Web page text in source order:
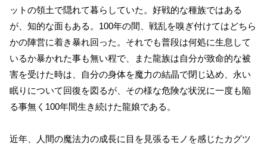
ットの領土で隠れて暮らしていた。好戦的な種族ではある
が、知的な面もある。100年の間、戦乱を嗅ぎ付けてはどちら
かの陣営に着き暴れ回った。それでも普段は何処に生息して
いるか暴かれた事も無い程で、また龍族は自分が致命的な被
害を受けた時は、自分の身体を魔力の結晶で閉じ込め、永い
眠りについて回復を図るが、その様な危険な状況に一度も陥
る事無く100年間生き続けた龍娘である。
近年、人間の魔法力の成長に目を見張るモノを感じたカグツ